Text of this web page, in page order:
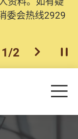
委会热线2929
个
1/2 下一个开
目